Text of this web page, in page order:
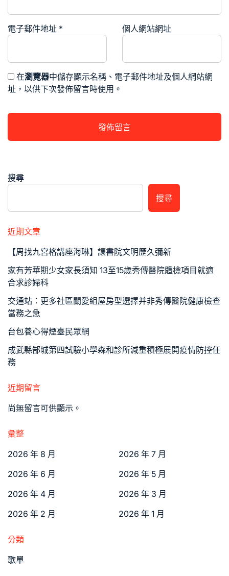
電子郵件地址 * 個人網站網址
在瀏覽器中儲存顯示名稱、電子郵件地址及個人網站網
址，以供下次發佈留言時使用。
搜尋
搜尋
近期文章
【周找九宮格講座海琳】讓書院文明歷久彌新
家有芳華期少女家長須知 13至15歲秀傳醫院體檢項目就適
合求診婦科
交通站：更多社區關愛組屋房型選擇并非秀傳醫院健康檢查
當務之急
台包養心得煙臺民眾網
成武縣郜城第四試驗小學森和診所減重積極展開疫情防控任
務
近期留言
尚無留言可供顯示。
彙整
2026 年 8 月
2026 年 7 月
2026 年 6 月
2026 年 5 月
2026 年 4 月
2026 年 3 月
2026 年 2 月
2026 年 1 月
分類
歌單